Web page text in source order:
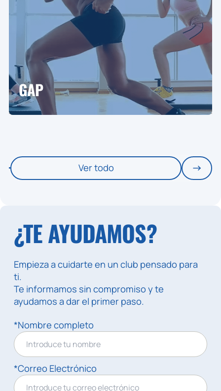
GAP
Ver todo
¿TE AYUDAMOS?
Empieza a cuidarte en un club pensado para
ti.
Te informamos sin compromiso y te
ayudamos a dar el primer paso.
*Nombre completo
*Correo Electrónico